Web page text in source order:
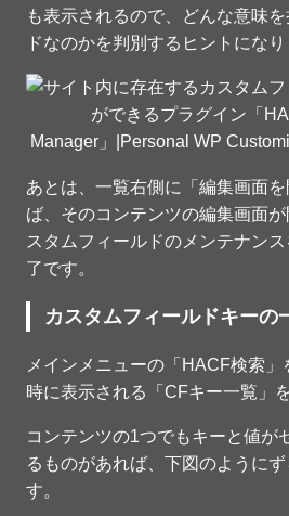
も表示されるので、どんな意味
ドなのかを判別するヒントにな
あとは、一覧右側に「編集画面
ば、そのコンテンツの編集画面
スタムフィールドのメンテナン
了です。
カスタムフィールドキーの
メインメニューの「HACF検索
時に表示される「CFキー一覧」
コンテンツの1つでもキーと値が
るものがあれば、下図のように
す。